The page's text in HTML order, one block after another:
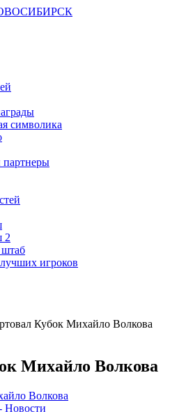
символика
2
игроков
Кубок Михайло Волкова
Михайло Волкова